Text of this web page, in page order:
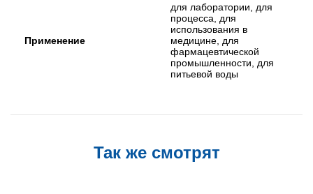
Применение
для лаборатории, для
процесса, для
использования в
медицине, для
фармацевтической
промышленности, для
питьевой воды
Так же смотрят